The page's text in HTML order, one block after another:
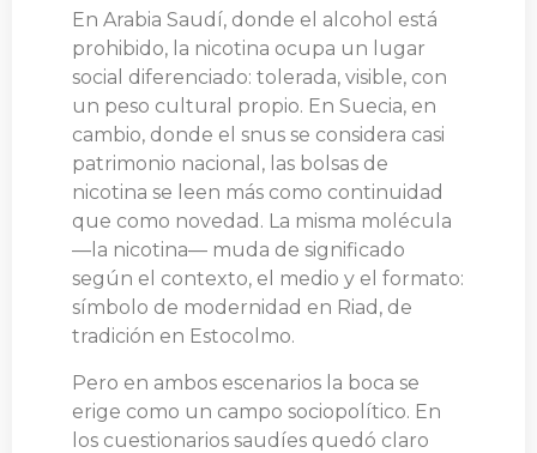
En Arabia Saudí, donde el alcohol está
prohibido, la nicotina ocupa un lugar
social diferenciado: tolerada, visible, con
un peso cultural propio. En Suecia, en
cambio, donde el snus se considera casi
patrimonio nacional, las bolsas de
nicotina se leen más como continuidad
que como novedad. La misma molécula
—la nicotina— muda de significado
según el contexto, el medio y el formato:
símbolo de modernidad en Riad, de
tradición en Estocolmo.
Pero en ambos escenarios la boca se
erige como un campo sociopolítico. En
los cuestionarios saudíes quedó claro